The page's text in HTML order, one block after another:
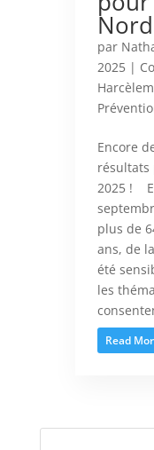
par
2025|
Encore
résultats
2025 !
plus de
ans, de
été
les
Read